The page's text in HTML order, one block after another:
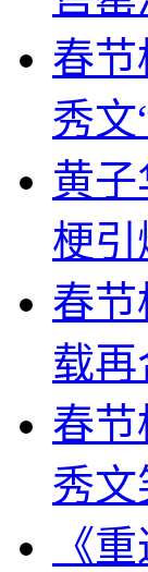
春
秀文
黄
梗引
春
载再
春
秀文
《